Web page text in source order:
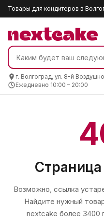
Товары для кондитеров в
г. Волгоград, ул. 8-й
Ежедневно 10:00 – 20:00
Возможно, ссылка
Найдите нужный
nextcake более 3400